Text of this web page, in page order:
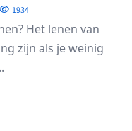
1934
Het lenen van
zijn als je weinig